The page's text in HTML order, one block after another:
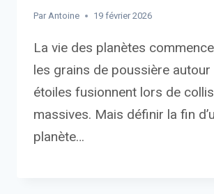
Par Antoine 19 février 2026
La vie des planètes
les grains de poussière autour
étoiles fusionnent lors de
massives. Mais définir la fin
planète…